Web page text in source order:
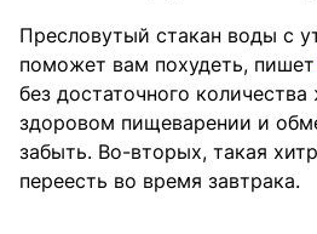
Пресловутый стакан воды с
поможет вам похудеть, пишет
без достаточного
здоровом пищеварении и
забыть. Во-вторых, такая
переесть во время завтрака.